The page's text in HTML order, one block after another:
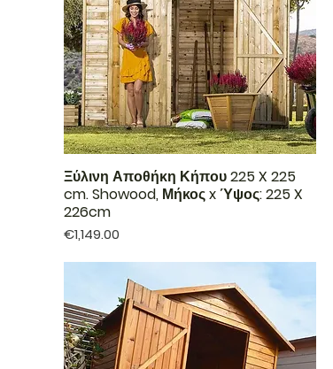
Ξύλινη Αποθήκη Κήπου 225 X 225
cm. Showood, Μήκος x Ύψος: 225 X
226cm
Price
€1,149.00